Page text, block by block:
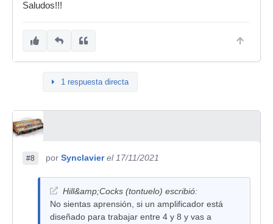
Saludos!!!
1 respuesta directa
#8 por Synclavier el 17/11/2021
Hill&amp;Cocks (tontuelo) escribió:
No sientas aprensión, si un amplificador está
diseñado para trabajar entre 4 y 8 y vas a